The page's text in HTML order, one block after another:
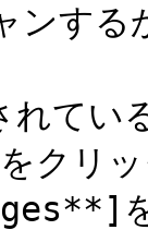
ンす
てい
リッ
を